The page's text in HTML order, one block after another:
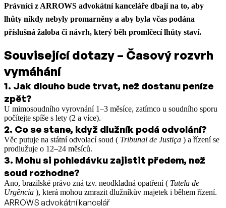
Právníci z ARROWS advokátní kanceláře dbají na to, aby
lhůty nikdy nebyly promarněny a aby byla včas podána
příslušná žaloba či návrh, který běh promlčecí lhůty staví.
Související dotazy – Časový rozvrh
vymáhání
1. Jak dlouho bude trvat, než dostanu peníze
zpět?
U mimosoudního vyrovnání 1–3 měsíce, zatímco u soudního sporu
počítejte spíše s lety (2 a více).
2. Co se stane, když dlužník podá odvolání?
Věc putuje na státní odvolací soud ( Tribunal de Justiça ) a řízení se
prodlužuje o 12–24 měsíců.
3. Mohu si pohledávku zajistit předem, než
soud rozhodne?
Ano, brazilské právo zná tzv. neodkladná opatření ( Tutela de
Urgência ), která mohou zmrazit dlužníkův majetek i během řízení.
ARROWS advokátní kancelář